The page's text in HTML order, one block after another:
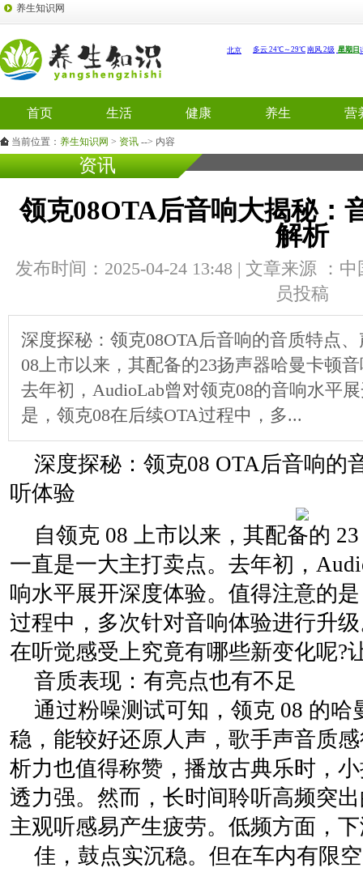
养生知识网
首页 生活 健康 养生 营
当前位置： 养生知识网 > 资讯 --> 内容
资讯
领克08OTA后音响大揭秘：
解析
发布时间：2025-04-24 13:48 | 文章来源 ：
员投稿
深度探秘：领克08OTA后音响的音质特点
08上市以来，其配备的23扬声器哈曼卡顿
去年初，AudioLab曾对领克08的音响水平
是，领克08在后续OTA过程中，多...
深度探秘：领克08 OTA后音响的
听体验
自领克 08 上市以来，其配备的
一直是一大主打卖点。去年初，
响水平展开深度体验。值得注意的
过程中，多次针对音响体验进行升
在听觉感受上究竟有哪些新变化呢?
音质表现：有亮点也有不足
通过粉噪测试可知，领克 08 的
稳，能较好还原人声，歌手声音质
析力也值得称赞，播放古典乐时，
透力强。然而，长时间聆听高频突
主观听感易产生疲劳。低频方面，
佳，鼓点实沉稳。但在车内有限